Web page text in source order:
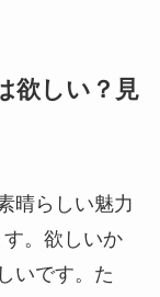
欲しい？見
晴らしい魅力
。欲しいか
いです。た